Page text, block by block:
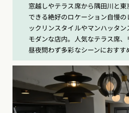
窓越しやテラス席から隅田川と
できる絶好のロケーション自慢
ックリンスタイルやマンハッタ
モダンな店内。人気なテラス席、
昼夜問わず多彩なシーンにおすす